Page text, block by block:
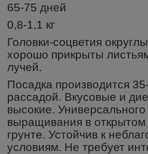
65-75 дней
0,8-1,1 кг
Головки-соцветия
хорошо прикрыты
лучей.
Посадка производится
рассадой. Вкусовые и
высокие.
выращивания в
грунте. Устойчив к
условиям. Не требует